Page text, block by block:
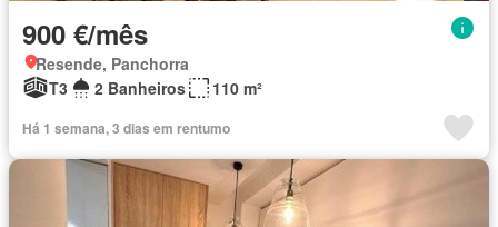
900 €/mês
Resende, Panchorra
T3
2 Banheiros 110 m²
Há 1 semana, 3 dias em rentumo